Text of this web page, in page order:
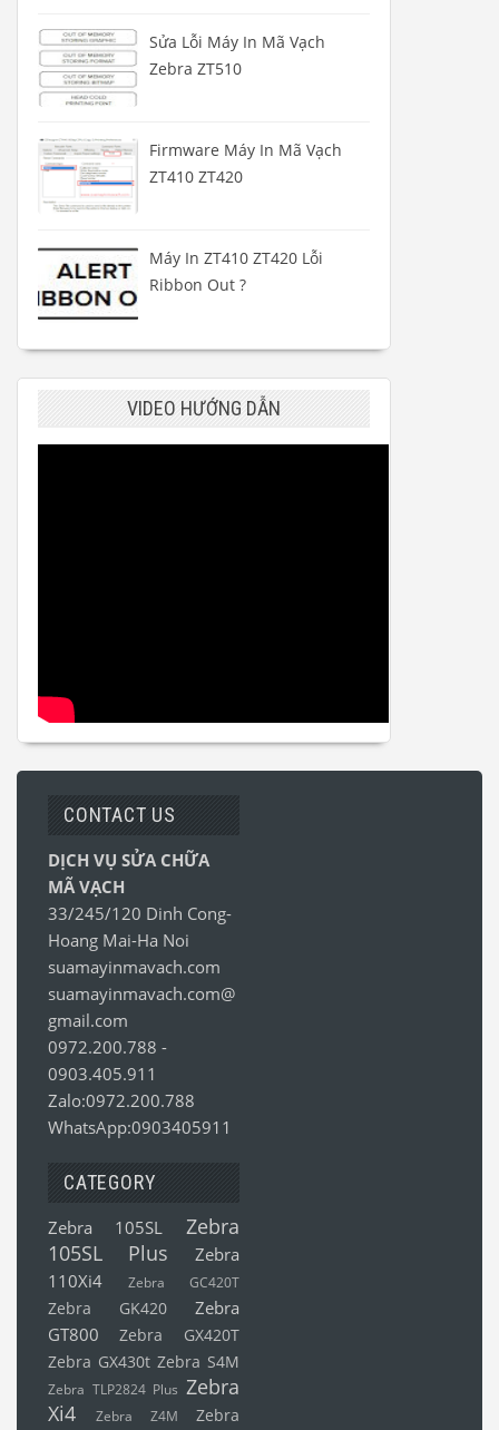
Sửa Lỗi Máy In Mã Vạch
Zebra ZT510
Firmware Máy In Mã Vạch
ZT410 ZT420
Máy In ZT410 ZT420 Lỗi
Ribbon Out ?
VIDEO HƯỚNG DẪN
CONTACT US
DỊCH VỤ SỬA CHỮA
MÃ VẠCH
33/245/120 Dinh Cong-
Hoang Mai-Ha Noi
suamayinmavach.com
suamayinmavach.com@
gmail.com
0972.200.788 -
0903.405.911
Zalo:0972.200.788
WhatsApp:0903405911
CATEGORY
Zebra 105SL
Zebra
105SL Plus
Zebra
110Xi4
Zebra GC420T
Zebra GK420
Zebra
GT800
Zebra GX420T
Zebra GX430t Zebra S4M
Zebra TLP2824 Plus Zebra
Xi4
Zebra Z4M
Zebra